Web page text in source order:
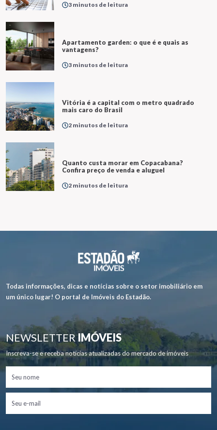
3 minutos de leitura
Apartamento garden: o que é e quais as
vantagens?
3 minutos de leitura
Vitória é a capital com o metro quadrado
mais caro do Brasil
2 minutos de leitura
Quanto custa morar em Copacabana?
Confira preço de venda e aluguel
2 minutos de leitura
Todas informações, dicas e notícias sobre o setor imobiliário em
um único lugar! O portal de Imóveis do Estadão.
NEWSLETTERIMÓVEIS
Inscreva-se e receba notícias atualizadas do mercado de imóveis